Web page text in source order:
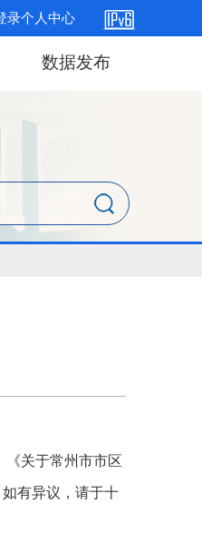
录个人中心
数据发布
《关于常州市市区
有异议，请于十